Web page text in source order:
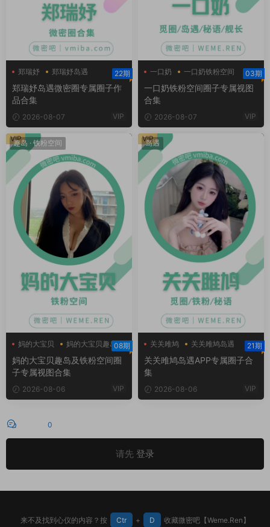
郑瑞妤
郑瑞妤岛遇
郑瑞妤微博
22期
郑瑞妤岛遇微密圈专属圈子作
品合集
2026-08-07 VIP
一口奶 一口奶铁粉空间 03期
一口奶铁粉空间圈子专属视图
合集
2026-08-07 VIP
趣岛 · 铁粉空间
妈的大宝贝
妈的大宝贝趣岛
妈的大宝贝铁粉空间
08期
妈的大宝贝趣岛及铁粉空间圈
子专属视图合集
2026-08-06 VIP
VIP 岛遇
关关雎鸠 关关雎鸠岛遇 21期
关关雎鸠岛遇APP专属圈子合
集
2026-08-06 VIP
VIP
0
请先 登录
来不及找到心仪的内容？按 Ctr + D
收藏微密吧【Weme.Ren】